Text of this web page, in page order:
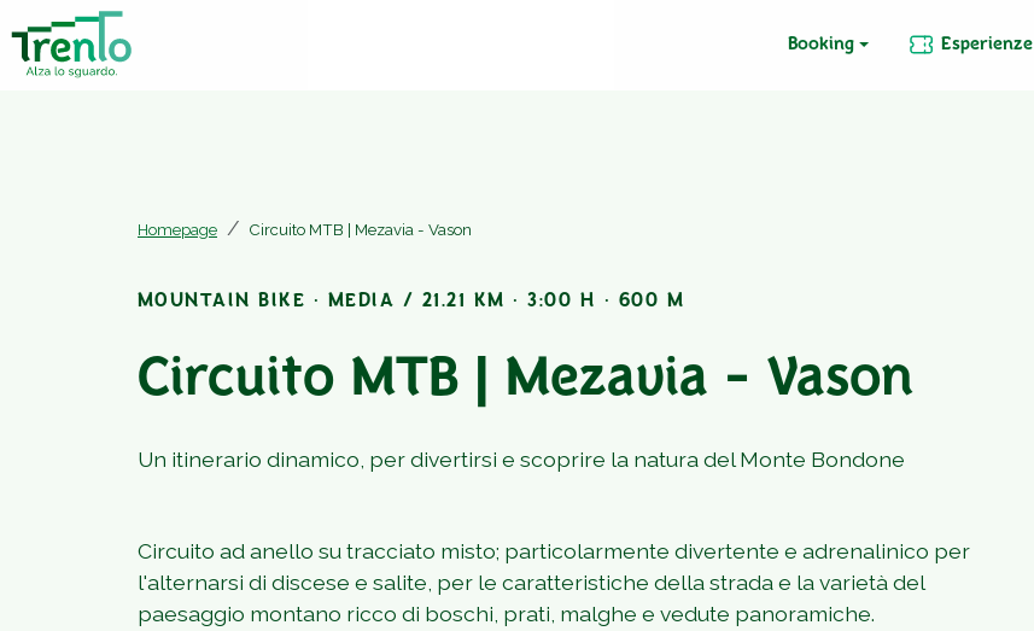
Booking Esperienze
Homepage Circuito MTB | Mezavia - Vason
Circuito MTB | Mezavia - Vason
MOUNTAIN BIKE · MEDIA / 21.21 KM · 3:00 H · 600 M
Un itinerario dinamico, per divertirsi e scoprire la natura del Monte Bondone
Circuito ad anello su tracciato misto; particolarmente divertente e adrenalinico per
l'alternarsi di discese e salite, per le caratteristiche della strada e la varietà del
paesaggio montano ricco di boschi, prati, malghe e vedute panoramiche.